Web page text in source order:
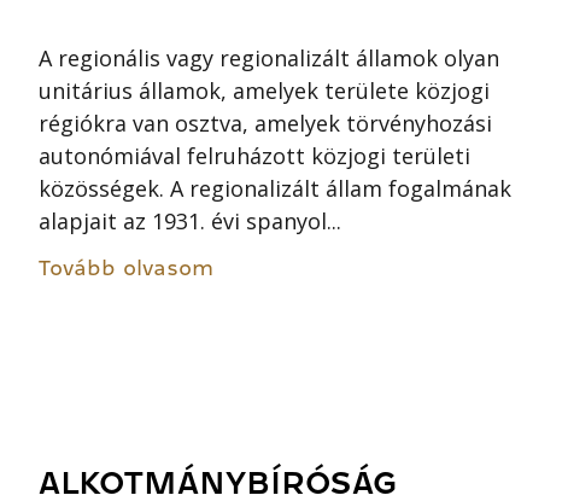
A regionális vagy regionalizált államok olyan
unitárius államok, amelyek területe közjogi
régiókra van osztva, amelyek törvényhozási
autonómiával felruházott közjogi területi
közösségek. A regionalizált állam fogalmának
alapjait az 1931. évi spanyol...
Tovább olvasom
ALKOTMÁNYBÍRÓSÁG